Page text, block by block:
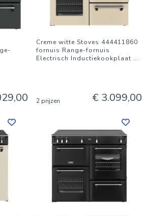
Creme witte Stoves 444411860
fornuis Range-fornuis
Electrisch Inductiekookplaat ...
2 prijzen € 3.099,00